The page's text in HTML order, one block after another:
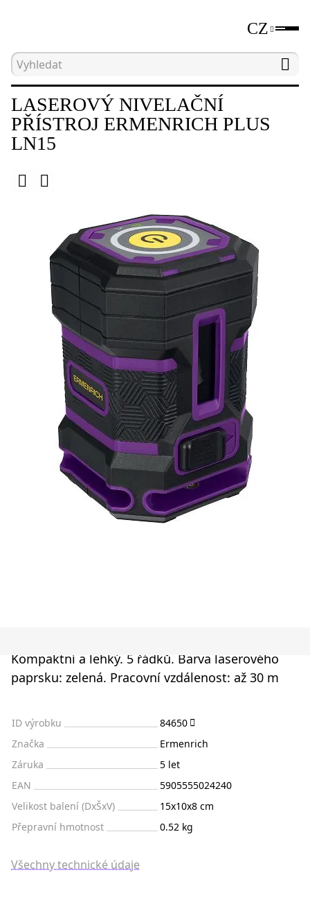
CZ
Hlavní strana Laserové a optické
LASEROVÝ NIVELAČNÍ
PŘÍSTROJ ERMENRICH PLUS
LN15
Kompaktní a lehký. 5 řádků. Barva laserového
paprsku: zelená. Pracovní vzdálenost: až 30 m
ID výrobku
84650
Značka
Ermenrich
Záruka
5 let
EAN
5905555024240
Velikost balení (DxŠxV)
15x10x8 cm
Přepravní hmotnost
0.52 kg
Všechny technické údaje